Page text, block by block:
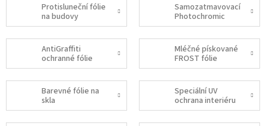
Protisluneční fólie
na budovy
Samozatmavovací
Photochromic
AntiGraffiti
ochranné fólie
Mléčné pískované
FROST fólie
Barevné fólie na
skla
Speciální UV
ochrana interiéru